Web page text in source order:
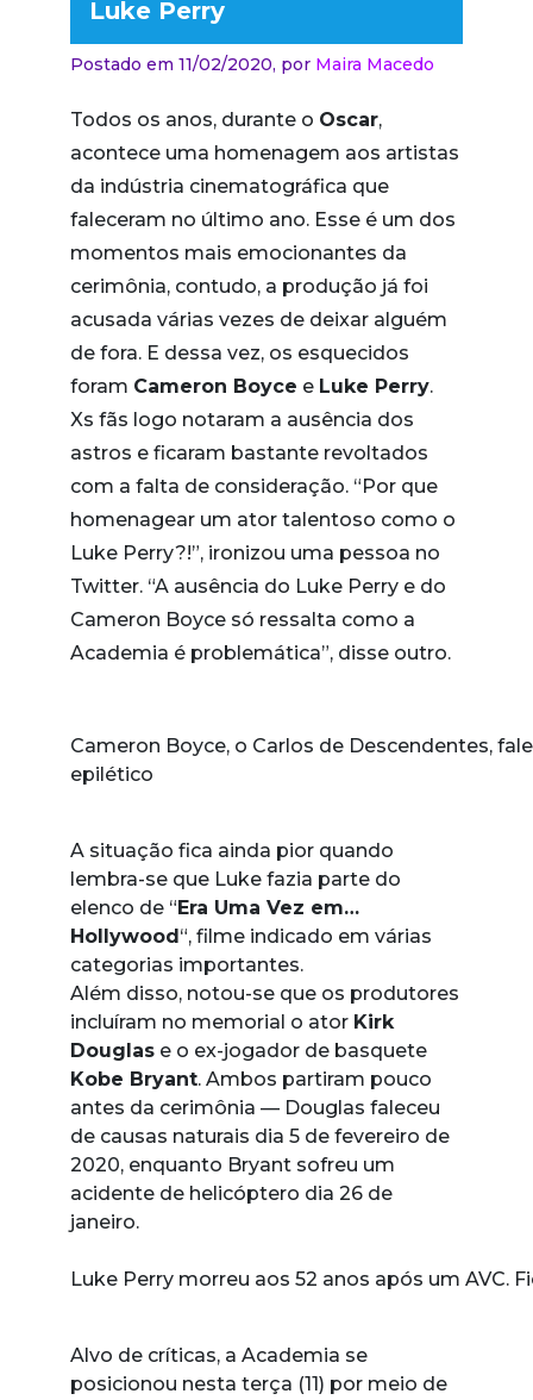
Luke Perry
Postado em 11/02/2020, por Maira Macedo
Todos os anos, durante o Oscar,
acontece uma homenagem aos artistas
da indústria cinematográfica que
faleceram no último ano. Esse é um dos
momentos mais emocionantes da
cerimônia, contudo, a produção já foi
acusada várias vezes de deixar alguém
de fora. E dessa vez, os esquecidos
foram Cameron Boyce e Luke Perry.
Xs fãs logo notaram a ausência dos
astros e ficaram bastante revoltados
com a falta de consideração. “Por que
homenagear um ator talentoso como o
Luke Perry?!”, ironizou uma pessoa no
Twitter. “A ausência do Luke Perry e do
Cameron Boyce só ressalta como a
Academia é problemática”, disse outro.
Cameron Boyce, o Carlos de Descendentes,
epilético
A situação fica ainda pior quando
lembra-se que Luke fazia parte do
elenco de “ Era Uma Vez em…
Hollywood “, filme indicado em várias
categorias importantes.
Além disso, notou-se que os produtores
incluíram no memorial o ator Kirk
Douglas e o ex-jogador de basquete
Kobe Bryant. Ambos partiram pouco
antes da cerimônia — Douglas faleceu
de causas naturais dia 5 de fevereiro de
2020, enquanto Bryant sofreu um
acidente de helicóptero dia 26 de
janeiro.
Luke Perry morreu aos 52 anos após um AVC.
Alvo de críticas, a Academia se
posicionou nesta terça (11) por meio de